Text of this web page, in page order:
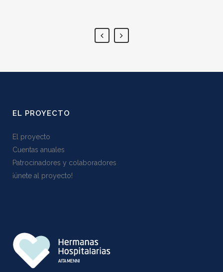
EL PROYECTO
El proyecto
Cuentas anuales
Patrocinadores y colaboradores
¡ünete al proyecto!